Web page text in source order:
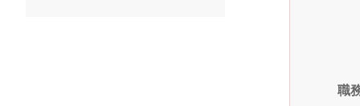
職